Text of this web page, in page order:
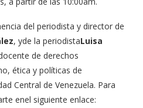
del periodista y director de
, yde la periodistaLuisa
de derechos
ética y políticas de
Central de Venezuela. Para
enel siguiente enlace: